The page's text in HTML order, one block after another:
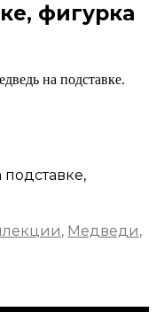
фигурка
на подставке.
, Медведи,